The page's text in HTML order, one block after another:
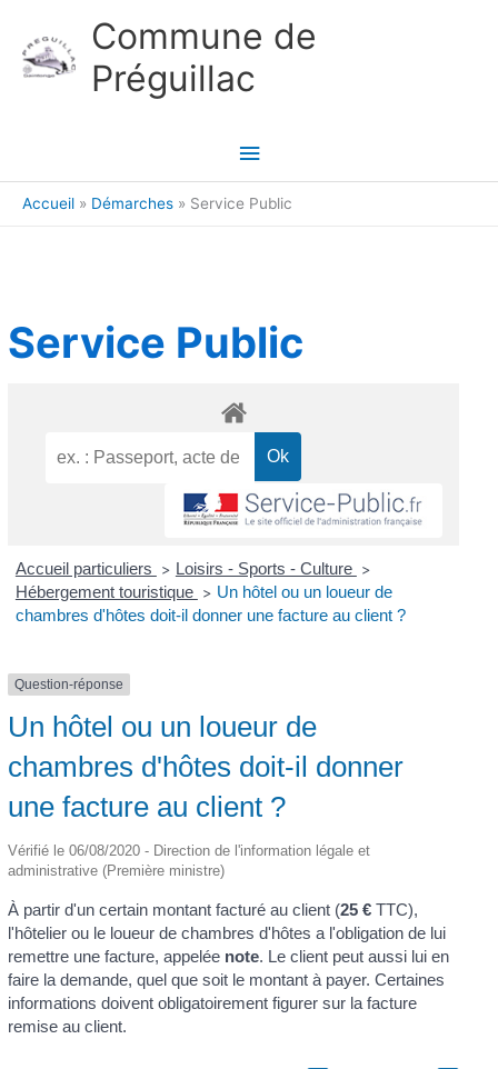
Commune de
Préguillac
Menu
principal
Accueil Démarches Service Public
Service Public
Accueil particuliers > Loisirs - Sports - Culture >
Hébergement touristique > Un hôtel ou un loueur de
chambres d'hôtes doit-il donner une facture au client ?
Question-réponse
Un hôtel ou un loueur de
chambres d'hôtes doit-il donner
une facture au client ?
Vérifié le 06/08/2020 - Direction de l'information légale et
administrative (Première ministre)
À partir d'un certain montant facturé au client (25 € TTC),
l'hôtelier ou le loueur de chambres d'hôtes a l'obligation de lui
remettre une facture, appelée note. Le client peut aussi lui en
faire la demande, quel que soit le montant à payer. Certaines
informations doivent obligatoirement figurer sur la facture
remise au client.